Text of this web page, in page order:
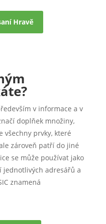
Hravě
v informace a v
doplňek množiny,
všechny prvky, které
zároveň patří do jiné
se může používat jako
jednotlivých adresářů a
znamená